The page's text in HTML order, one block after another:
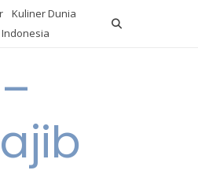
Kuliner Dunia